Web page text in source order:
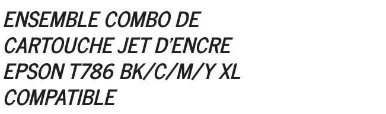
ENSEMBLE COMBO DE
CARTOUCHE JET D'ENCRE
EPSON T786 BK/C/M/Y XL
COMPATIBLE